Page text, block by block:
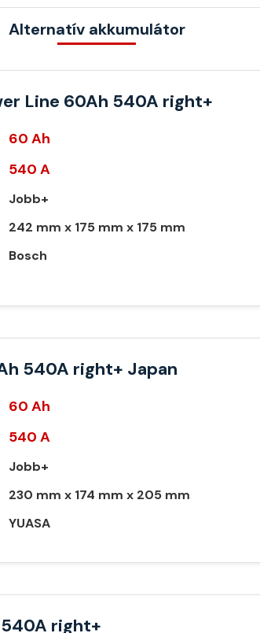
Alternatív akkumulátor
Line 60Ah 540A right+
60 Ah
540 A
Jobb+
242 mm x 175 mm x 175 mm
Bosch
540A right+ Japan
60 Ah
540 A
Jobb+
230 mm x 174 mm x 205 mm
YUASA
right+